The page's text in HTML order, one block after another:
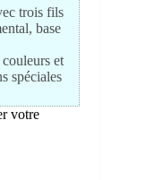
trois fils
base
couleurs et
spéciales
votre